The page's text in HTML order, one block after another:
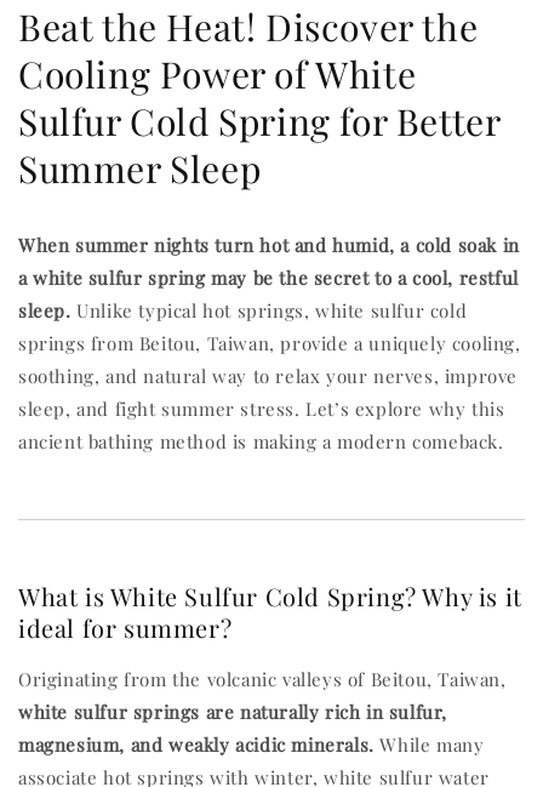
Beat the Heat! Discover the
Cooling Power of White
Sulfur Cold Spring for Better
Summer Sleep
When summer nights turn hot and humid, a cold soak in
a white sulfur spring may be the secret to a cool, restful
sleep. Unlike typical hot springs, white sulfur cold
springs from Beitou, Taiwan, provide a uniquely cooling,
soothing, and natural way to relax your nerves, improve
sleep, and fight summer stress. Let’s explore why this
ancient bathing method is making a modern comeback.
What is White Sulfur Cold Spring? Why is it
ideal for summer?
Originating from the volcanic valleys of Beitou, Taiwan,
white sulfur springs are naturally rich in sulfur,
magnesium, and weakly acidic minerals. While many
associate hot springs with winter, white sulfur water